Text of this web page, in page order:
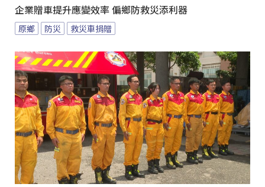
企業贈車提升應變效率 偏鄉防救災添利器
原鄉 防災 救災車捐贈